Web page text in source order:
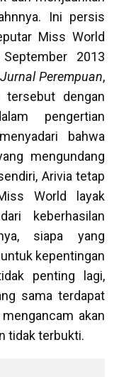
Ini persis
Miss World
2013
Jurnal Perempuan,
tersebut dengan
pengertian
bahwa
mengundang
Arivia tetap
World layak
keberhasilan
siapa yang
kepentingan
penting lagi,
sama terdapat
akan
tidak terbukti.